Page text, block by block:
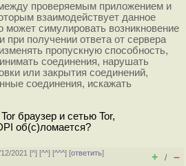
проверяемым приложением и
взаимодействует данное
может симулировать возникновение
при получении ответа от сервера
пропускную способность,
соединения, нарушать
или закрытия соединений,
соединения, искажать
браузер и сетью Tor,
об(с)ломается?
2021 [^] [^^] [^^^] [ответить]
+ / –